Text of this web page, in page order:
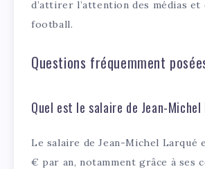
d’attirer l’attention des médias et
football.
Questions fréquemment
Quel est le salaire de Jean-Michel
Le salaire de Jean-Michel Larqué
€ par an, notamment grâce à ses